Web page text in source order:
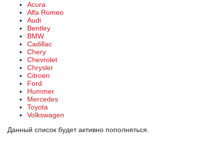
Acura
Alfa Romeo
Audi
Bentley
BMW
Cadillac
Chery
Chevrolet
Chrysler
Citroen
Ford
Hummer
Mercedes
Toyota
Volkswagen
Данный список будет активно пополняться.